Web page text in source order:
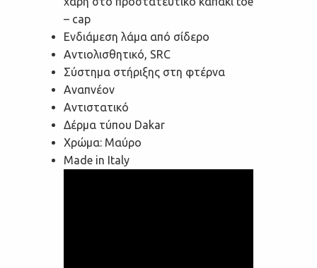
– cap
Ενδιάμεση λάμα από σίδερο
Αντιολισθητικό, SRC
Σύστημα στήριξης στη φτέρνα
Αναπνέον
Αντιστατικό
Δέρμα τύπου Dakar
Χρώμα: Μαύρο
Made in Italy